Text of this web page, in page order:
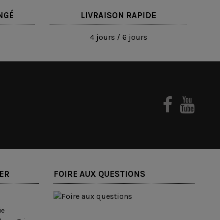
LIVRAISON RAPIDE
4 jours / 6 jours
FOIRE AUX QUESTIONS